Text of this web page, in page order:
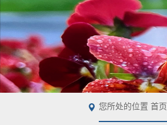
您所处的位置 首页